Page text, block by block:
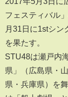
フェスティバル
月31日に1stシン
を果たす。
STU48は瀬戸内
県」（広島県・
県・兵庫県）を